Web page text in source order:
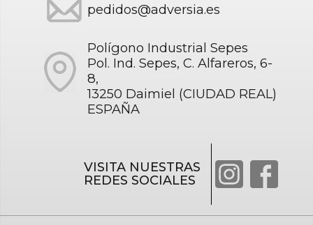
pedidos@adversia.es
Polígono Industrial Sepes
Pol. Ind. Sepes, C. Alfareros, 6-
8,
13250 Daimiel (CIUDAD REAL)
ESPAÑA
VISITA NUESTRAS
REDES SOCIALES